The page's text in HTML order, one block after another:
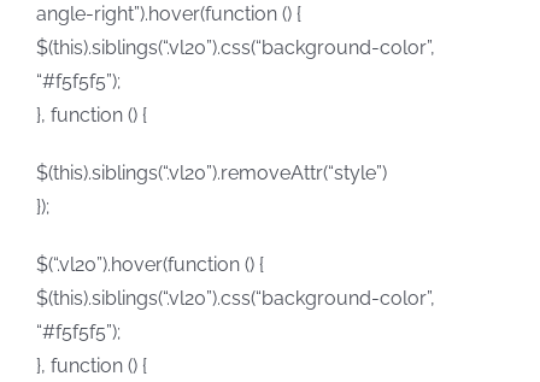
angle-right”).hover(function () {
$(this).siblings(“.vl20”).css(“background-color”,
“#f5f5f5”);
}, function () {
$(this).siblings(“.vl20”).removeAttr(“style”)
});
$(“.vl20”).hover(function () {
$(this).siblings(“.vl20”).css(“background-color”,
“#f5f5f5”);
}, function () {